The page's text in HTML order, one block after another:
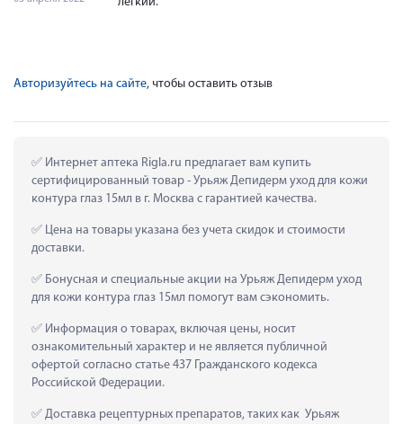
Авторизуйтесь на сайте, чтобы оставить отзыв
Интернет аптека Rigla.ru предлагает вам купить
сертифицированный товар - Урьяж Депидерм уход для кожи
контура глаз 15мл в г. Москва с гарантией качества.
Цена на товары указана без учета скидок и стоимости
доставки.
Бонусная и специальные акции на Урьяж Депидерм уход
для кожи контура глаз 15мл помогут вам сэкономить.
Информация о товарах, включая цены, носит
ознакомительный характер и не является публичной
офертой согласно статье 437 Гражданского кодекса
Российской Федерации.
Доставка рецептурных препаратов, таких как  Урьяж